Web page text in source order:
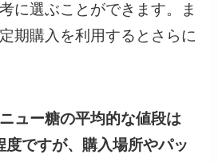
に選ぶことができます。ま
期購入を利用するとさらに
ュー糖の平均的な値段は
ですが、購入場所やパッ